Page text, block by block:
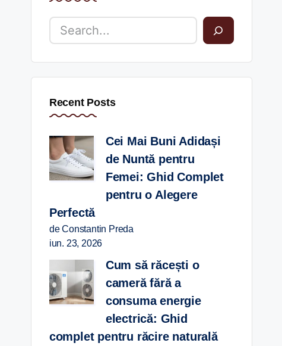
Recent Posts
Cei Mai Buni Adidași
de Nuntă pentru
Femei: Ghid Complet
pentru o Alegere
Perfectă
de Constantin Preda
iun. 23, 2026
Cum să răcești o
cameră fără a
consuma energie
electrică: Ghid
complet pentru răcire naturală